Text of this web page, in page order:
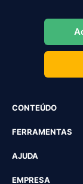
CONTEÚDO
FERRAMENTAS
AJUDA
EMPRESA